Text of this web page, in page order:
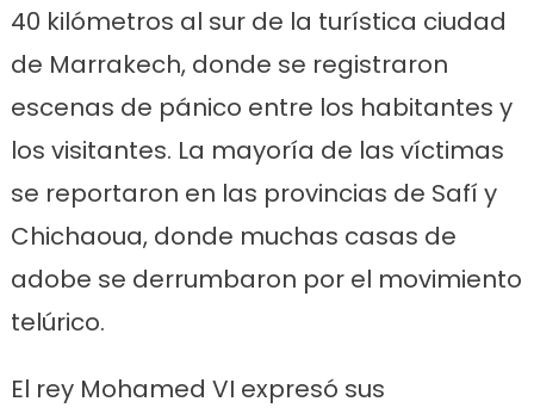
40 kilómetros al sur de la turística ciudad
de Marrakech, donde se registraron
escenas de pánico entre los habitantes y
los visitantes. La mayoría de las víctimas
se reportaron en las provincias de Safí y
Chichaoua, donde muchas casas de
adobe se derrumbaron por el movimiento
telúrico.
El rey Mohamed VI expresó sus